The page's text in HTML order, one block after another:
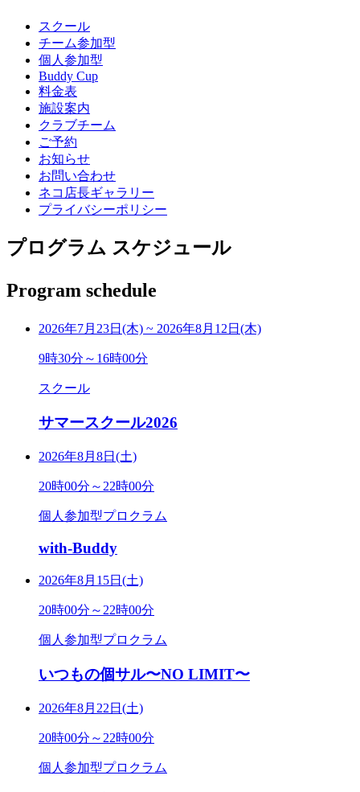
スクール
チーム参加型
個人参加型
Buddy Cup
料金表
施設案内
クラブチーム
ご予約
お知らせ
お問い合わせ
ネコ店長ギャラリー
プライバシーポリシー
プログラム スケジュール
Program schedule
2026年7月23日(木) ~ 2026年8月12日(木)
9時30分～16時00分
スクール
サマースクール2026
2026年8月8日(土)
20時00分～22時00分
個人参加型プロクラム
with-Buddy
2026年8月15日(土)
20時00分～22時00分
個人参加型プロクラム
いつもの個サル〜NO LIMIT〜
2026年8月22日(土)
20時00分～22時00分
個人参加型プロクラム